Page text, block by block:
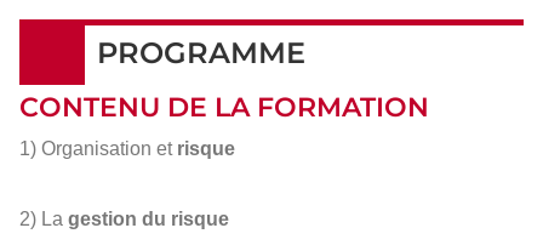
PROGRAMME
CONTENU DE LA FORMATION
1) Organisation et risque
2) La gestion du risque